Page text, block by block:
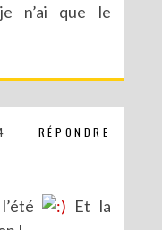
n’ai que le
RÉPONDRE
Et la